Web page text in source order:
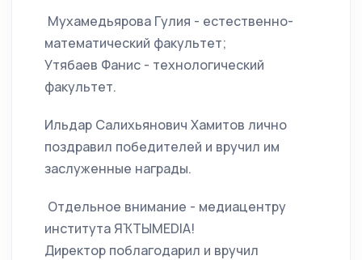
Мухамедьярова Гулия - естественно-
математический факультет;
Утябаев Фанис - технологический
факультет.
Ильдар Салихьянович Хамитов лично
поздравил победителей и вручил им
заслуженные награды.
Отдельное внимание - медиацентру
института ЯҠТЫMEDIA!
Директор поблагодарил и вручил